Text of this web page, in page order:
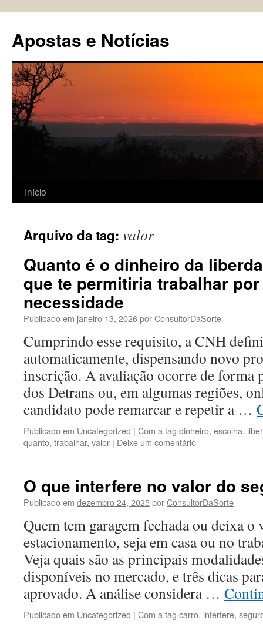
conteúdo
Apostas e Notícias
Início
Arquivo da tag: valor
Quanto é o dinheiro da
que te permitiria trabalhar
necessidade
Publicado em janeiro 13, 2026porConsultorDaSorte
Cumprindo esse requisito, a CNH
automaticamente, dispensando novo
inscrição. A avaliação ocorre de forma
dos Detrans ou, em algumas regiões,
candidato pode remarcar e repetir a …
Publicado em Uncategorized | Com a tag dinheiro, escolha,
quanto, trabalhar, valor | Deixe um comentário
O que interfere no valor do
Publicado em dezembro 24, 2025porConsultorDaSorte
Quem tem garagem fechada ou deixa o
estacionamento, seja em casa ou no
Veja quais são as principais
disponíveis no mercado, e três dicas
aprovado. A análise considera …
Publicado em Uncategorized | Com a tag carro, interfere,